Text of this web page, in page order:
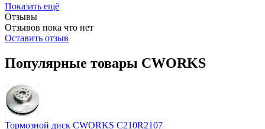
Показать ещё
Отзывы
Отзывов пока что нет
Оставить отзыв
Популярные товары CWORKS
Тормозной диск CWORKS C210R2107